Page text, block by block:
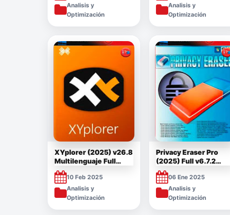
Analisis y
Optimización
Analisis y
Optimización
XYplorer (2025) v26.8
Multilenguaje Full
Español [Mega]
10 Feb 2025
Analisis y
Optimización
Privacy Eraser Pro
(2025) Full v6.7.2
[Mega]
06 Ene 2025
Analisis y
Optimización